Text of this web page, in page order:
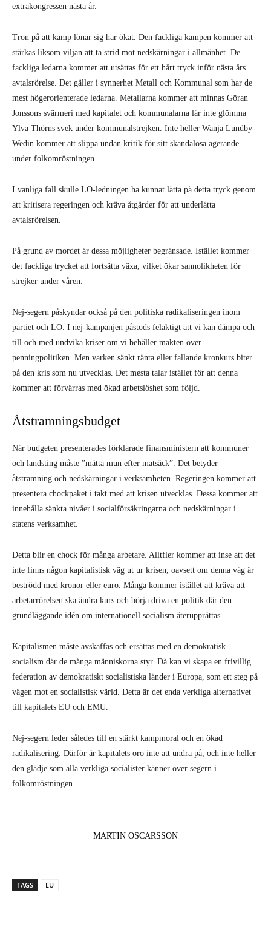
extrakongressen nästa år.
Tron på att kamp lönar sig har ökat. Den fackliga kampen kommer att
stärkas liksom viljan att ta strid mot nedskärningar i allmänhet. De
fackliga ledarna kommer att utsättas för ett hårt tryck inför nästa års
avtalsrörelse. Det gäller i synnerhet Metall och Kommunal som har de
mest högerorienterade ledarna. Metallarna kommer att minnas Göran
Jonssons svärmeri med kapitalet och kommunalarna lär inte glömma
Ylva Thörns svek under kommunalstrejken. Inte heller Wanja Lundby-
Wedin kommer att slippa undan kritik för sitt skandalösa agerande
under folkomröstningen.
I vanliga fall skulle LO-ledningen ha kunnat lätta på detta tryck genom
att kritisera regeringen och kräva åtgärder för att underlätta
avtalsrörelsen.
På grund av mordet är dessa möjligheter begränsade. Istället kommer
det fackliga trycket att fortsätta växa, vilket ökar sannolikheten för
strejker under våren.
Nej-segern påskyndar också på den politiska radikaliseringen inom
partiet och LO. I nej-kampanjen påstods felaktigt att vi kan dämpa och
till och med undvika kriser om vi behåller makten över
penningpolitiken. Men varken sänkt ränta eller fallande kronkurs biter
på den kris som nu utvecklas. Det mesta talar istället för att denna
kommer att förvärras med ökad arbetslöshet som följd.
Åtstramningsbudget
När budgeten presenterades förklarade finansministern att kommuner
och landsting måste ”mätta mun efter matsäck”. Det betyder
åtstramning och nedskärningar i verksamheten. Regeringen kommer att
presentera chockpaket i takt med att krisen utvecklas. Dessa kommer att
innehålla sänkta nivåer i socialförsäkringarna och nedskärningar i
statens verksamhet.
Detta blir en chock för många arbetare. Alltfler kommer att inse att det
inte finns någon kapitalistisk väg ut ur krisen, oavsett om denna väg är
beströdd med kronor eller euro. Många kommer istället att kräva att
arbetarrörelsen ska ändra kurs och börja driva en politik där den
grundläggande idén om internationell socialism återupprättas.
Kapitalismen måste avskaffas och ersättas med en demokratisk
socialism där de många människorna styr. Då kan vi skapa en frivillig
federation av demokratiskt socialistiska länder i Europa, som ett steg på
vägen mot en socialistisk värld. Detta är det enda verkliga alternativet
till kapitalets EU och EMU.
Nej-segern leder således till en stärkt kampmoral och en ökad
radikalisering. Därför är kapitalets oro inte att undra på, och inte heller
den glädje som alla verkliga socialister känner över segern i
folkomröstningen.
MARTIN OSCARSSON
TAGS EU